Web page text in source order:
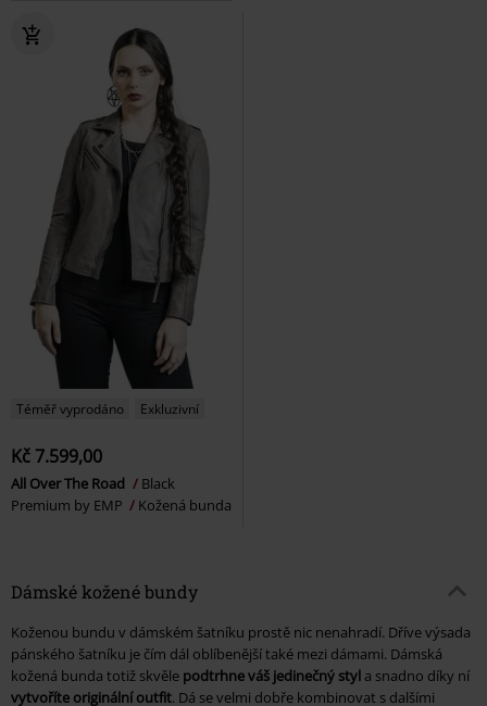
Téměř vyprodáno Exkluzivní
Kč 7.599,00
All Over The Road
Black
Premium by EMP
Kožená bunda
Dámské kožené bundy
Koženou bundu v dámském šatníku prostě nic nenahradí. Dříve výsada
pánského šatníku je čím dál oblíbenější také mezi dámami. Dámská
kožená bunda totiž skvěle podtrhne váš jedinečný styl a snadno díky ní
vytvoříte originální outfit. Dá se velmi dobře kombinovat s dalšími